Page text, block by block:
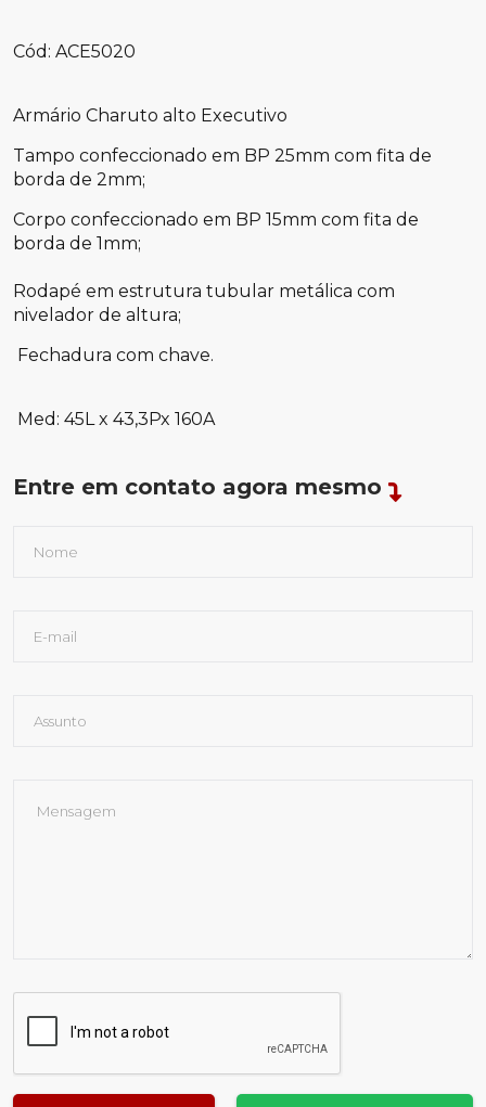
Cód: ACE5020
Armário Charuto alto Executivo
Tampo confeccionado em BP 25mm com fita de
borda de 2mm;
Corpo confeccionado em BP 15mm com fita de
borda de 1mm;
Rodapé em estrutura tubular metálica com
nivelador de altura;
Fechadura com chave.
Med: 45L x 43,3Px 160A
Entre em contato agora mesmo